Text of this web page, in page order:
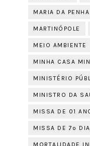
MARIA DA PENHA
MARTINÓPOLE
MEIO AMBIENTE
MINHA CASA
MINISTÉRIO
MINISTRO DA
MISSA DE 01
MISSA DE 7º DIA
MORTALIDADE